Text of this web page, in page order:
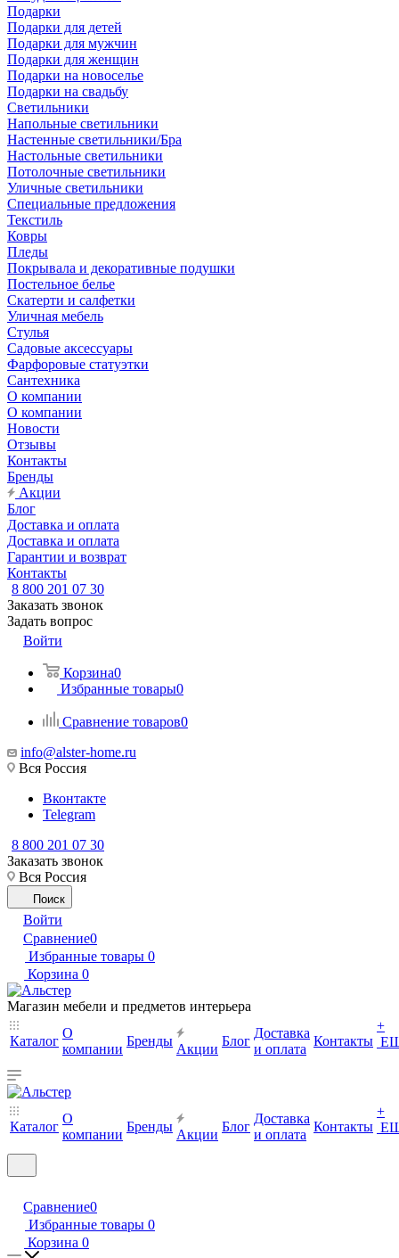
Подарки
Подарки для детей
Подарки для мужчин
Подарки для женщин
Подарки на новоселье
Подарки на свадьбу
Светильники
Напольные светильники
Настенные светильники/Бра
Настольные светильники
Потолочные светильники
Уличные светильники
Специальные предложения
Текстиль
Ковры
Пледы
Покрывала и декоративные подушки
Постельное белье
Скатерти и салфетки
Уличная мебель
Стулья
Садовые аксессуары
Фарфоровые статуэтки
Сантехника
О компании
О компании
Новости
Отзывы
Контакты
Бренды
Акции
Блог
Доставка и оплата
Доставка и оплата
Гарантии и возврат
Контакты
8 800 201 07 30
Заказать звонок
Задать вопрос
Войти
Корзина0
Избранные товары0
Сравнение товаров0
info@alster-home.ru
Вся Россия
Вконтакте
Telegram
8 800 201 07 30
Заказать звонок
Вся Россия
Поиск
Войти
Сравнение0
Избранные товары 0
Корзина 0
Магазин мебели и предметов интерьера
Каталог
О
компании
Бренды
Акции
Блог
Доставка
и оплата
Контакты
+
Каталог
О
компании
Бренды
Акции
Блог
Доставка
и оплата
Контакты
+
Сравнение0
Избранные товары 0
Корзина 0